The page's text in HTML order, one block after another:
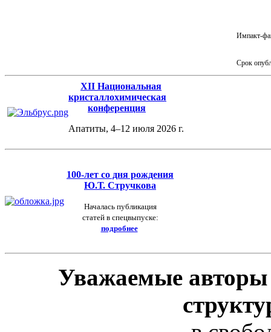
Импакт-
Срок
XII Национальная
кристаллохимическая
конференция
Апатиты, 4–12 июля 2026 г.
100-лет со дня рождения
Ю.Т. Стручкова
Началась публикация
статей в спецвыпуске:
подробнее
Уважаемые